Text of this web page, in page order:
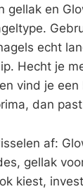
gellak en
echt
Hecht je
vind je een
dan
af:
gellak
kiest,